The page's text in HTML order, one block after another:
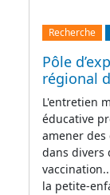
Recherche
Pôle
régional
L'entretien
éducative
amener
dans divers
la petite-